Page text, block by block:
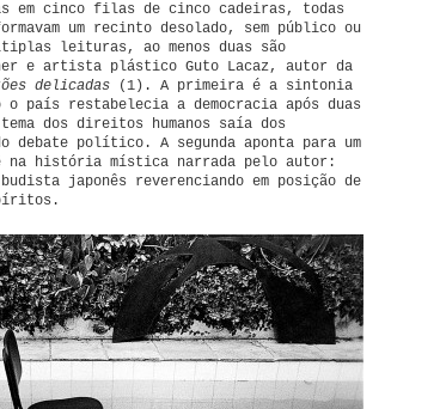
em cinco filas de cinco cadeiras, todas
um recinto desolado, sem público ou
leituras, ao menos duas são
e artista plástico Guto Lacaz, autor da
delicadas
(1). A primeira é a sintonia
o país restabelecia a democracia após duas
dos direitos humanos saía dos
debate político. A segunda aponta para um
na história mística narrada pelo autor:
japonês reverenciando em posição de